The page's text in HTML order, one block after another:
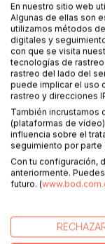
Cada segundo
obesidad.
enfermedades
quedar excluidos
posibilidades de
Los nuevos
Estar en la dieta
paleo, equilibrio
Brigitte, baja en
del peso - la
Pero muchas
después de la
antes.
En nuestro sitio web
Algunas de ellas son
utilizamos métodos
digitales y
con que se visita
tecnologías de
rastreo del lado del
puede implicar el uso
rastreo y direcciones
También
(plataformas de
influencia sobre el
seguimiento por
Con tu configuración,
anteriormente.
futuro. (